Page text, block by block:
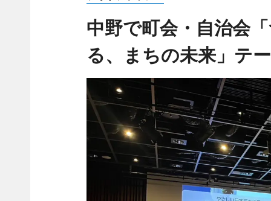
中野で町会・自治会
る、まちの未来」テ